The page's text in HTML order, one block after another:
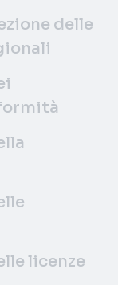
delle
licenze